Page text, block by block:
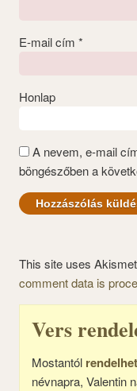
E-mail cím *
Honlap
A nevem, e-mail
böngészőben a
This site uses
comment data is
Vers
Mostantól
névnapra, Valentin